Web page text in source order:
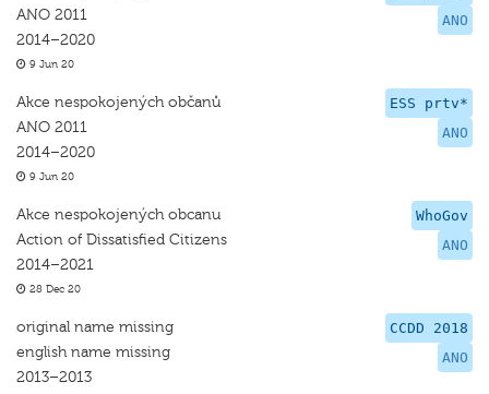
ANO
ANO 2011
2014–2020
9 Jun 20
ESS prtv*
ANO
Akce nespokojených občanů
ANO 2011
2014–2020
9 Jun 20
WhoGov
ANO
Akce nespokojených obcanu
Action of Dissatisfied Citizens
2014–2021
28 Dec 20
CCDD 2018
ANO
original name missing
english name missing
2013–2013